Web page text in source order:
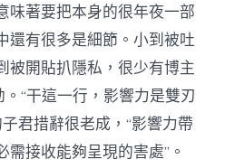
著要把本身的很年夜一部
還有很多是細節。小到被吐
被開貼扒隱私，很少有博主
“干這一行，影響力是雙刃
君措辭很老成，“影響力帶
接收能夠呈現的害處”。